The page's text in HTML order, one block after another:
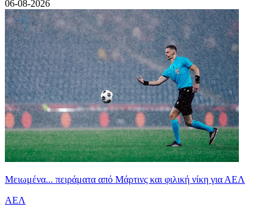
06-08-2026
Μειωμένα... πειράματα από Μάρτινς και φιλική νίκη για ΑΕΛ
ΑΕΛ